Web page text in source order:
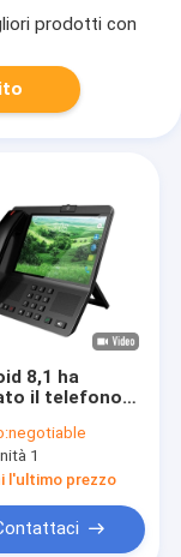
prodotti con
8,1 ha
il telefono
esposizione
caldo
negotiable
1
l'ultimo prezzo